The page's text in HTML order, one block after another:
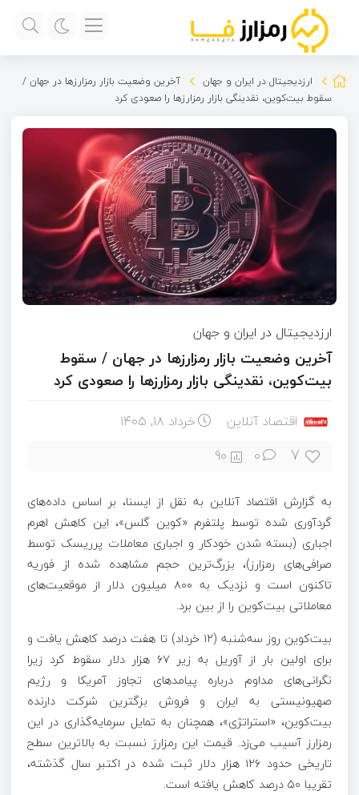
ارزدیجیتال در ایران و جهان
آخرین وضعیت بازار رمزارزها در جهان /
سقوط بیت‌کوین، نقدینگی‌ بازار رمزارزها را صعودی کرد
ارزدیجیتال در ایران و جهان
آخرین وضعیت بازار رمزارزها در جهان / سقوط
بیت‌کوین، نقدینگی‌ بازار رمزارزها را صعودی کرد
اقتصاد آنلاین خرداد ۱۸, ۱۴۰۵
7
0
90
به گزارش اقتصاد آنلاین به نقل از ایسنا، بر اساس داده‌های
گردآوری‌ شده توسط پلتفرم «کوین گلس»، این کاهش اهرم
اجباری (بسته شدن خودکار و اجباری معاملات پرریسک توسط
صرافی‌های رمزارز)، بزرگ‌ترین حجم مشاهده‌ شده از فوریه
تاکنون است و نزدیک به ۸۰۰ میلیون دلار از موقعیت‌های
معاملاتی بیت‌کوین را از بین برد.
بیت‌کوین روز سه‌شنبه (۱۲ خرداد) تا هفت درصد کاهش یافت و
برای اولین بار از آوریل به زیر ۶۷ هزار دلار سقوط کرد زیرا
نگرانی‌های مداوم درباره پیامدهای تجاوز آمریکا و رژیم
صهیونیستی به ایران و فروش بزگترین شرکت دارنده
بیت‌کوین، «استراتژی»، همچنان به تمایل سرمایه‌گذاری در این
رمزارز آسیب می‌زد. قیمت این رمزارز نسبت به بالاترین سطح
تاریخی حدود ۱۲۶ هزار دلار ثبت شده در اکتبر سال گذشته،
تقریبا ۵۰ درصد کاهش یافته است.